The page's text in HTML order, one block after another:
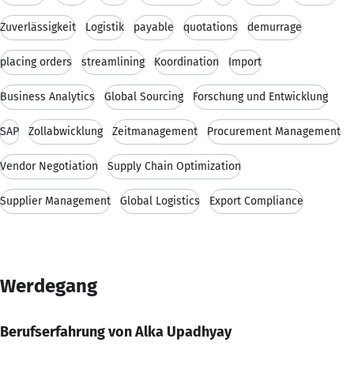
Zuverlässigkeit Logistik payable quotations demurrage
placing orders streamlining Koordination Import
Business Analytics Global Sourcing Forschung und Entwicklung
SAP Zollabwicklung Zeitmanagement Procurement Management
Vendor Negotiation Supply Chain Optimization
Supplier Management Global Logistics Export Compliance
Werdegang
Berufserfahrung von Alka Upadhyay